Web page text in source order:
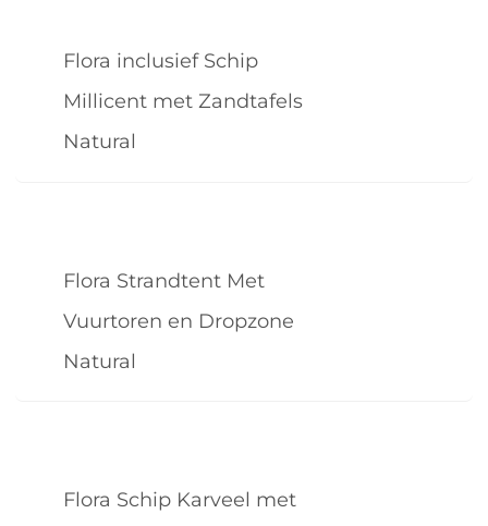
Flora inclusief Schip
Millicent met Zandtafels
Natural
Flora Strandtent Met
Vuurtoren en Dropzone
Natural
Flora Schip Karveel met